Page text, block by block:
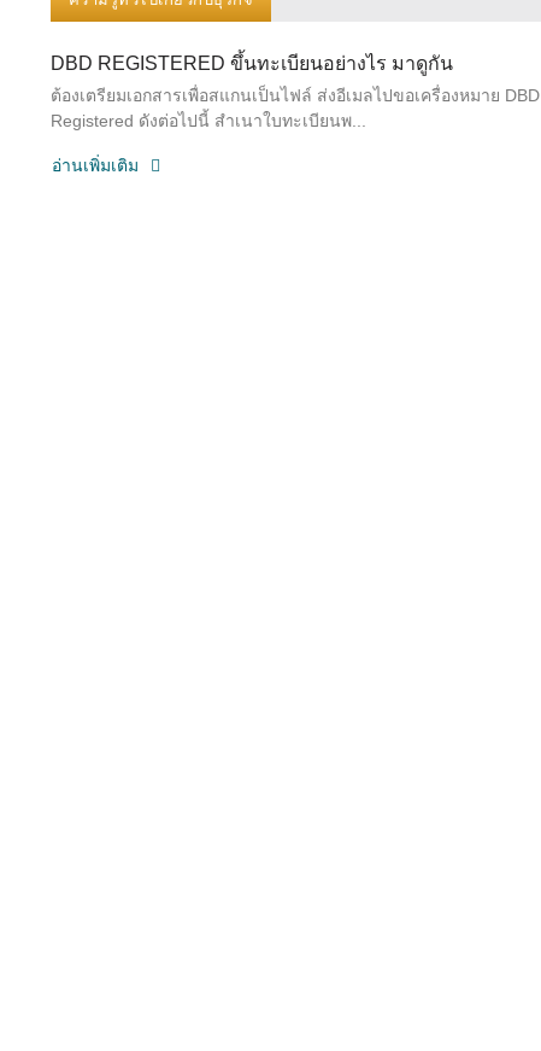
DBD REGISTERED ขึ้นทะเบียนอย่างไร มาดูกัน
ต้องเตรียมเอกสารเพื่อสแกนเป็นไฟล์ ส่งอีเมลไปขอเครื่องหมาย DBD
Registered ดังต่อไปนี้ สำเนาใบทะเบียนพ...
อ่านเพิ่มเติม